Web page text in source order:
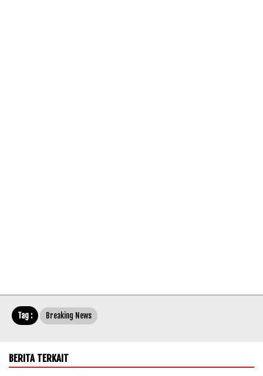
Tag : Breaking News
BERITA TERKAIT